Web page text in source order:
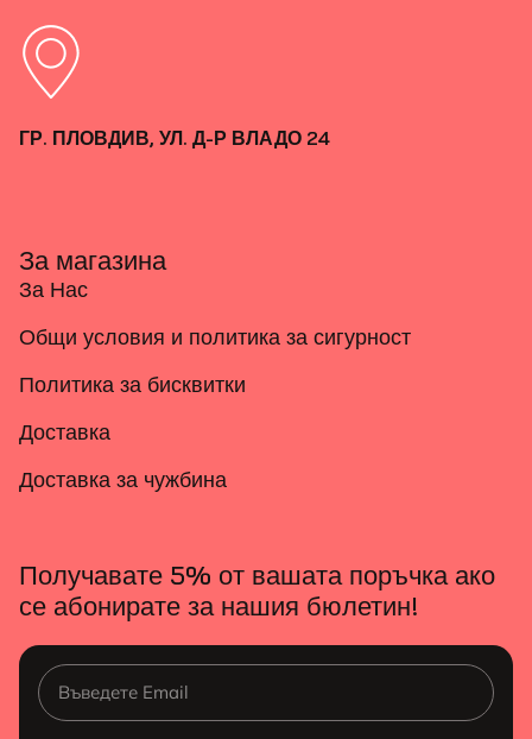
ГР. ПЛОВДИВ, УЛ. Д-Р ВЛАДО 24
За магазина
За Нас
Общи условия и политика за сигурност
Политика за бисквитки
Доставка
Доставка за чужбина
Получавате 5% от вашата поръчка ако
се абонирате за нашия бюлетин!